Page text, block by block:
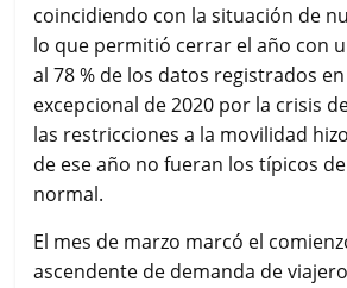
coincidiendo con la situación de
lo que permitió cerrar el año con
al 78 % de los datos registrados
excepcional de 2020 por la crisis
las restricciones a la movilidad
de ese año no fueran los típicos
normal.
El mes de marzo marcó el
ascendente de demanda de